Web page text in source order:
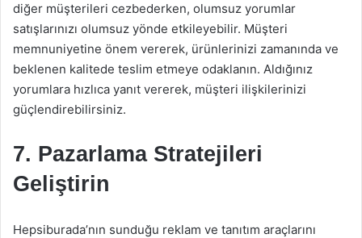
diğer müşterileri cezbederken, olumsuz yorumlar
satışlarınızı olumsuz yönde etkileyebilir. Müşteri
memnuniyetine önem vererek, ürünlerinizi zamanında ve
beklenen kalitede teslim etmeye odaklanın. Aldığınız
yorumlara hızlıca yanıt vererek, müşteri ilişkilerinizi
güçlendirebilirsiniz.
7. Pazarlama Stratejileri
Geliştirin
Hepsiburada’nın sunduğu reklam ve tanıtım araçlarını